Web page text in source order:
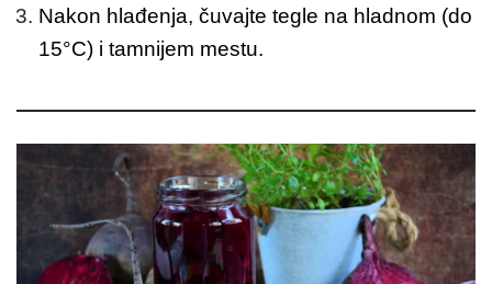
Nakon hlađenja, čuvajte tegle na hladnom (do
15°C) i tamnijem mestu.